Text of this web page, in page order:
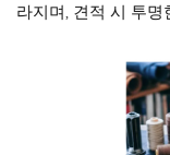
라지며, 견적 시 투